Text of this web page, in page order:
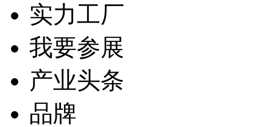
实力工厂
我要参展
产业头条
品牌